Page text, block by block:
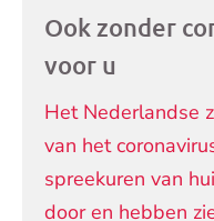
Ook zonder
voor u
Het Nederlandse
van het
spreekuren van
door en hebben